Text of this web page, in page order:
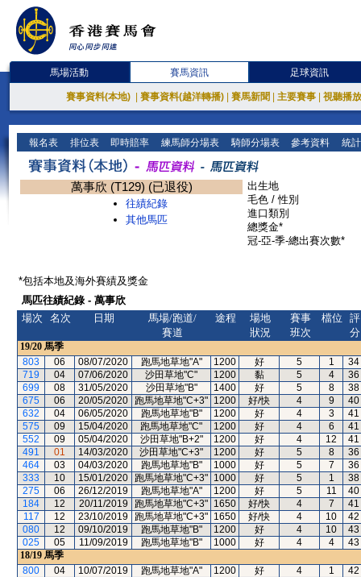
馬場活動 賽馬資訊 足球資訊
賽事資料(本地) 賽事資料(越洋轉播) 賽馬新聞 主要賽事 視聽播
報名表 排位表 即時賠率 練馬師分場表 騎師分場表 參考資料 統
萬事欣 (T129) (已退役)
往績紀錄
其他馬匹
出生地
毛色 / 性別
進口類別
總獎金*
冠-亞-季-總出賽次數*
*包括本地及海外賽績及獎金
馬匹往績紀錄 - 萬事欣
場次
名次 日期
馬場/跑道/
賽道
途程
場地
狀況
賽事
班次
檔位
評
分
19/20 馬季
803
06 08/07/2020 跑馬地草地"A" 1200 好 5 1
34
719
04 07/06/2020 沙田草地"C" 1200 黏 5 4
36
699
08 31/05/2020 沙田草地"B" 1400 好 5 8
38
675
06 20/05/2020 跑馬地草地"C+3" 1200 好/快 4 9
40
632
04 06/05/2020 跑馬地草地"B" 1200 好 4 3
41
575
09 15/04/2020 跑馬地草地"C" 1200 好 4 6
41
552
09 05/04/2020 沙田草地"B+2" 1200 好 4 12
41
491
01 14/03/2020 沙田草地"C+3" 1200 好 5 8
36
464
03 04/03/2020 跑馬地草地"B" 1000 好 5 7
36
333
10 15/01/2020 跑馬地草地"C+3" 1000 好 5 1
38
275
06 26/12/2019 跑馬地草地"A" 1200 好 5 11
40
184
12 20/11/2019 跑馬地草地"C+3" 1650 好/快 4 7
41
117
12 23/10/2019 跑馬地草地"C+3" 1650 好/快 4 10
42
080
12 09/10/2019 跑馬地草地"B" 1200 好 4 10
43
025
05 11/09/2019 跑馬地草地"B" 1000 好 4 4
43
18/19 馬季
800
04 10/07/2019 跑馬地草地"A" 1200 好 4 1
42